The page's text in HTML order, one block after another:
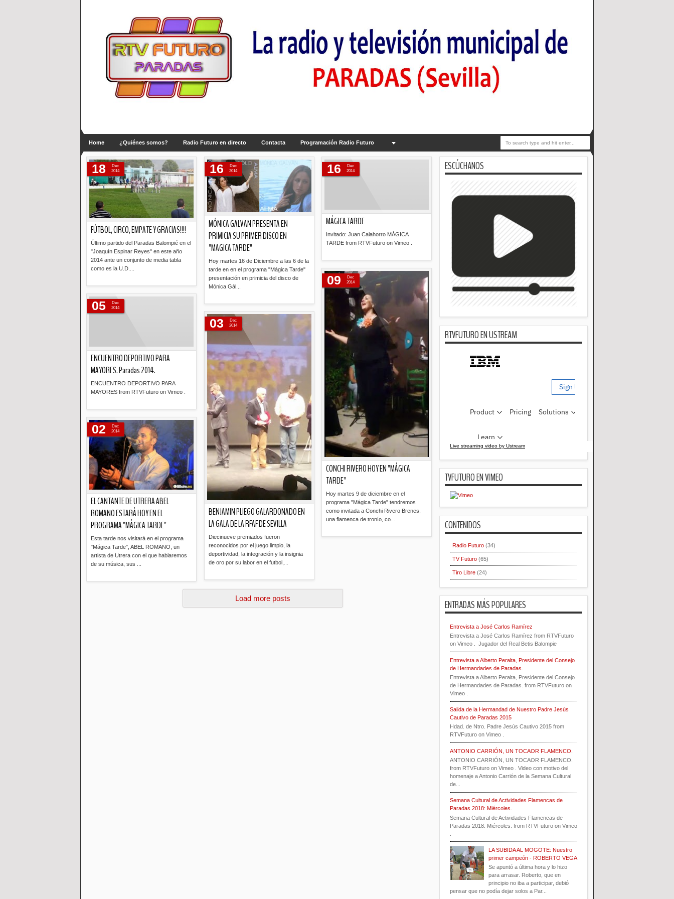
Home ¿Quiénes somos? Radio Futuro en directo Contacta Programación Radio Futuro
FÚTBOL, CIRCO, EMPATE Y GRACIAS!!!!
Último partido del Paradas Balompié en el
"Joaquín Espinar Reyes" en este año
2014 ante un conjunto de media tabla
como es la U.D....
18
Dec
2014
MÓNICA GALVAN PRESENTA EN
PRIMICIA SU PRIMER DISCO EN
"MAGICA TARDE"
Hoy martes 16 de Diciembre a las 6 de la
tarde en en el programa "Mágica Tarde"
presentación en primicia del disco de
Mónica Gál...
16
Dec
2014
MÁGICA TARDE
Invitado: Juan Calahorro MÁGICA
TARDE from RTVFuturo on Vimeo .
16
Dec
2014
CONCHI RIVERO HOY EN "MÁGICA
TARDE"
Hoy martes 9 de diciembre en el
programa "Mágica Tarde" tendremos
como invitada a Conchi Rivero Brenes,
una flamenca de tronío, co...
09
Dec
2014
ENCUENTRO DEPORTIVO PARA
MAYORES. Paradas 2014.
ENCUENTRO DEPORTIVO PARA
MAYORES from RTVFuturo on Vimeo .
05
Dec
2014
BENJAMIN PLIEGO GALARDONADO EN
LA GALA DE LA RFAF DE SEVILLA
Diecinueve premiados fueron
reconocidos por el juego limpio, la
deportividad, la integración y la insignia
de oro por su labor en el futbol,...
03
Dec
2014
EL CANTANTE DE UTRERA ABEL
ROMANO ESTARÁ HOY EN EL
PROGRAMA "MÁGICA TARDE"
Esta tarde nos visitará en el programa
"Mágica Tarde", ABEL ROMANO, un
artista de Utrera con el que hablaremos
de su música, sus ...
02
Dec
2014
Load more posts
ESCÚCHANOS
RTVFUTURO EN USTREAM
Live streaming video by Ustream
TVFUTURO EN VIMEO
CONTENIDOS
Radio Futuro (34)
TV Futuro (65)
Tiro Libre (24)
ENTRADAS MÁS POPULARES
Entrevista a José Carlos Ramírez
Entrevista a José Carlos Ramírez from RTVFuturo
on Vimeo . Jugador del Real Betis Balompie
Entrevista a Alberto Peralta, Presidente del Consejo
de Hermandades de Paradas.
Entrevista a Alberto Peralta, Presidente del Consejo
de Hermandades de Paradas. from RTVFuturo on
Vimeo .
Salida de la Hermandad de Nuestro Padre Jesús
Cautivo de Paradas 2015
Hdad. de Ntro. Padre Jesús Cautivo 2015 from
RTVFuturo on Vimeo .
ANTONIO CARRIÓN, UN TOCAOR FLAMENCO.
ANTONIO CARRIÓN, UN TOCAOR FLAMENCO.
from RTVFuturo on Vimeo . Video con motivo del
homenaje a Antonio Carrión de la Semana Cultural
de...
Semana Cultural de Actividades Flamencas de
Paradas 2018: Miércoles.
Semana Cultural de Actividades Flamencas de
Paradas 2018: Miércoles. from RTVFuturo on Vimeo
LA SUBIDA AL MOGOTE: Nuestro
primer campeón - ROBERTO VEGA
Se apuntó a última hora y lo hizo
para arrasar. Roberto, que en
principio no iba a participar, debió
pensar que no podía dejar solos a Par...